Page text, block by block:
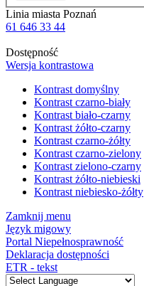
Linia miasta Poznań
61 646 33 44
Dostępność
Wersja kontrastowa
Kontrast domyślny
Kontrast czarno-biały
Kontrast biało-czarny
Kontrast żółto-czarny
Kontrast czarno-żółty
Kontrast czarno-zielony
Kontrast zielono-czarny
Kontrast żółto-niebieski
Kontrast niebiesko-żółty
Zamknij menu
Język migowy
Portal Niepełnosprawność
Deklaracja dostępności
ETR - tekst